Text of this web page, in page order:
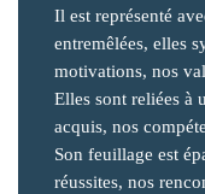
Il est représenté
entremêlées, elles
motivations, nos
Elles sont reliées à
acquis, nos
Son feuillage est
réussites, nos